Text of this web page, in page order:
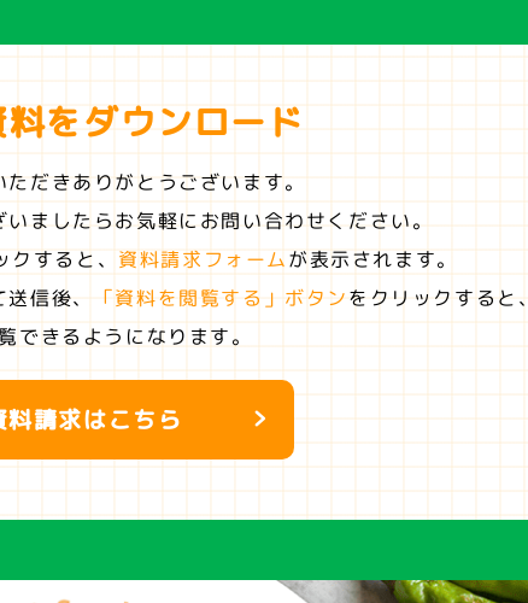
をダウンロード
だきありがとうございます。
ましたらお気軽にお問い合わせください。
クすると、 資料請求フォームが表示されます。
信後、
「資料を閲覧する」ボタンをクリックすると、
できるようになります。
料請求はこちら